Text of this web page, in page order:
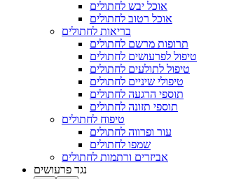
אוכל יבש לחתולים
אוכל רטוב לחתולים
בריאות לחתולים
תרופות מרשם לחתולים
טיפול לפרעושים לחתולים
טיפול לתולעים לחתולים
טיפולי שיניים לחתולים
תוספי הרגעה לחתולים
תוספי תזונה לחתולים
טיפוח לחתולים
עור ופרווה לחתולים
שמפו לחתולים
אביזרים ורתמות לחתולים
נגד פרעושים